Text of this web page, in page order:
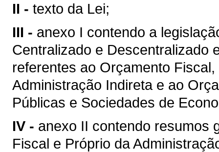
II - texto da Lei;
III - anexo I contendo a
Centralizado e Descentralizado
referentes ao Orçamento
Administração Indireta e ao
Públicas e Sociedades de
IV - anexo II contendo resumos
Fiscal e Próprio da